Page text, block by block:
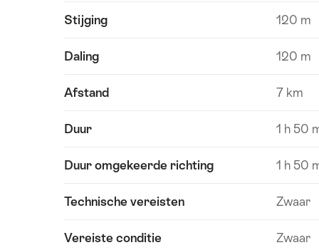
Stijging 120 m
Daling 120 m
Afstand 7 km
Duur 1 h 50
Duur omgekeerde richting 1 h 50
Technische vereisten Zwaar
Vereiste conditie Zwaar